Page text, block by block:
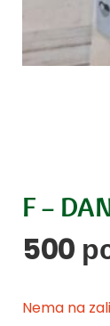
F –
500
Nema na